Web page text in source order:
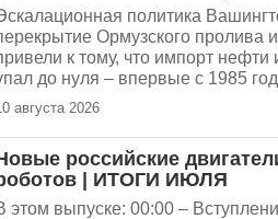
политика
Ормузского пролива
к тому, что импорт
до нуля – впервые с 1985
августа 2026
российские
| ИТОГИ ИЮЛЯ
этом выпуске: 00:00 –